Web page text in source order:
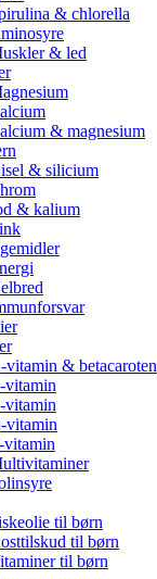
& chlorella
& led
& magnesium
& silicium
& kalium
vitamin & betacaroten
vitamin
vitamin
vitamin
vitamin
til børn
til børn
til børn